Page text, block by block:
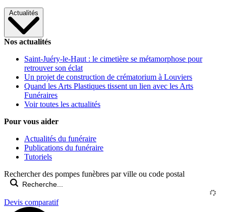
Actualités
Nos actualités
Saint-Juéry-le-Haut : le cimetière se métamorphose pour
retrouver son éclat
Un projet de construction de crématorium à Louviers
Quand les Arts Plastiques tissent un lien avec les Arts
Funéraires
Voir toutes les actualités
Pour vous aider
Actualités du funéraire
Publications du funéraire
Tutoriels
Rechercher des pompes funèbres par ville ou code postal
Devis comparatif